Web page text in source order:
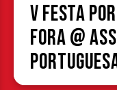
V Festa
Fora @